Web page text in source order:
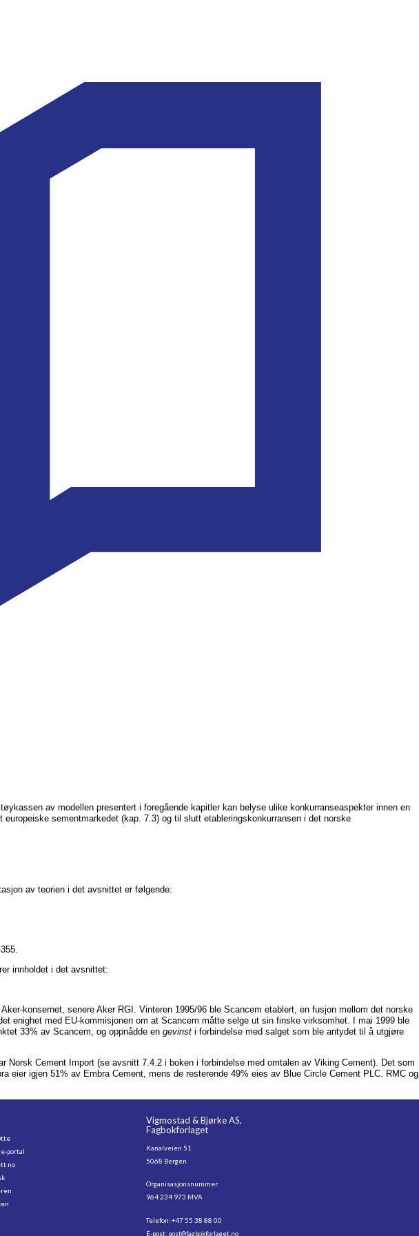
av modellen presentert i foregående kapitler kan belyse ulike konkurranseaspekter innen en
sementmarkedet (kap. 7.3) og til slutt etableringskonkurransen i det norske
av teorien i det avsnittet er følgende:
innholdet i det avsnittet:
konsernet, senere Aker RGI. Vinteren 1995/96 ble Scancem etablert, en fusjon mellom det norske
enighet med EU-kommisjonen om at Scancem måtte selge ut sin finske virksomhet. I mai 1999 ble
33% av Scancem, og oppnådde en gevinst i forbindelse med salget som ble antydet til å utgjøre
Cement Import (se avsnitt 7.4.2 i boken i forbindelse med omtalen av Viking Cement). Det som
igjen 51% av Embra Cement, mens de resterende 49% eies av Blue Circle Cement PLC. RMC og
e-portal
Vigmostad & Bjørke AS,
Fagbokforlaget
Kanalveien 51
5068 Bergen
Organisasjonsnummer:
964 234 973 MVA
Telefon: +47 55 38 88 00
E-post: post@fagbokforlaget.no